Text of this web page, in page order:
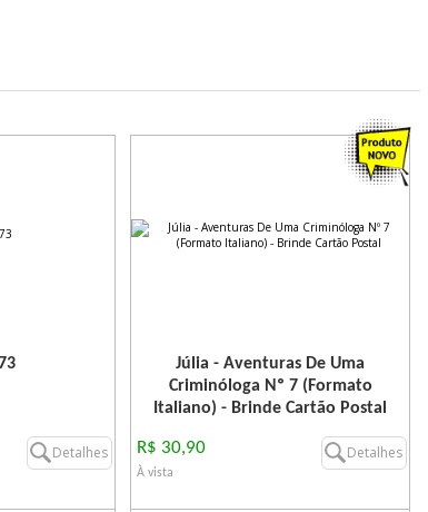
Detalhes
Júlia - Aventuras De Uma
Criminóloga Nº 7 (Formato
Italiano) - Brinde Cartão Postal
R$ 30,90
À vista
Detalhes